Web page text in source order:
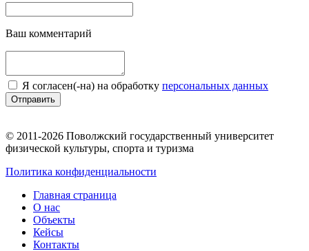
Ваш комментарий
Я согласен(-на) на обработку персональных данных
Отправить
© 2011-2026 Поволжский государственный университет
физической культуры, спорта и туризма
Политика конфиденциальности
Главная страница
О нас
Объекты
Кейсы
Контакты